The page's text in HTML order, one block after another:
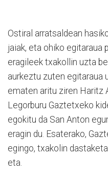
Ostiral arratsaldean
jaiak, eta ohiko egitaraua
eragileek txakollin uzta
aurkeztu zuten egitaraua
ematen aritu ziren Haritz
Legorburu Gaztetxeko
egokitu da San Anton
eragin du. Esaterako,
egingo, txakolin
eta.